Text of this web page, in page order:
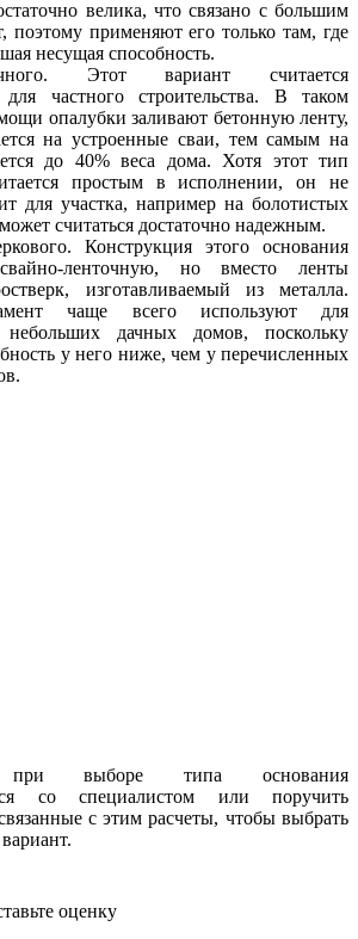
велика, что связано с большим
поэтому применяют его только там, где
несущая способность.
Этот вариант считается
частного строительства. В таком
опалубки заливают бетонную ленту,
на устроенные сваи, тем самым на
до 40% веса дома. Хотя этот тип
простым в исполнении, он не
для участка, например на болотистых
считаться достаточно надежным.
Конструкция этого основания
ленточную, но вместо ленты
изготавливаемый из металла.
чаще всего используют для
небольших дачных домов, поскольку
у него ниже, чем у перечисленных
выборе типа основания
со специалистом или поручить
с этим расчеты, чтобы выбрать
оценку